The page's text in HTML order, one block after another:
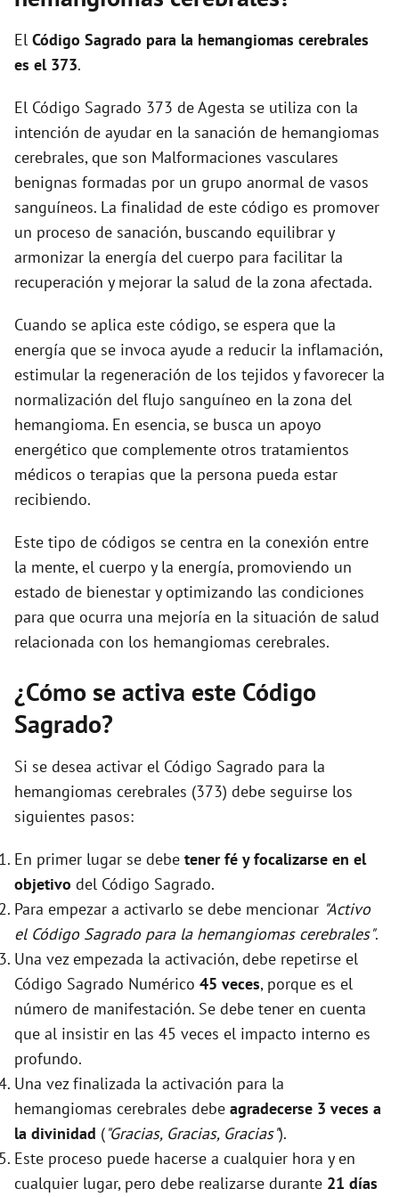
i
e
o
El Código Sagrado para la hemangiomas cerebrales
es el 373.
El Código Sagrado 373 de Agesta se utiliza con la
intención de ayudar en la sanación de hemangiomas
cerebrales, que son Malformaciones vasculares
benignas formadas por un grupo anormal de vasos
sanguíneos. La finalidad de este código es promover
un proceso de sanación, buscando equilibrar y
armonizar la energía del cuerpo para facilitar la
recuperación y mejorar la salud de la zona afectada.
Cuando se aplica este código, se espera que la
energía que se invoca ayude a reducir la inflamación,
estimular la regeneración de los tejidos y favorecer la
normalización del flujo sanguíneo en la zona del
hemangioma. En esencia, se busca un apoyo
energético que complemente otros tratamientos
médicos o terapias que la persona pueda estar
recibiendo.
Este tipo de códigos se centra en la conexión entre
la mente, el cuerpo y la energía, promoviendo un
estado de bienestar y optimizando las condiciones
para que ocurra una mejoría en la situación de salud
relacionada con los hemangiomas cerebrales.
¿Cómo se activa este Código
Sagrado?
Si se desea activar el Código Sagrado para la
hemangiomas cerebrales (373) debe seguirse los
siguientes pasos:
En primer lugar se debe tener fé y focalizarse en el
objetivo del Código Sagrado.
Para empezar a activarlo se debe mencionar "Activo
el Código Sagrado para la hemangiomas cerebrales".
Una vez empezada la activación, debe repetirse el
Código Sagrado Numérico 45 veces, porque es el
número de manifestación. Se debe tener en cuenta
que al insistir en las 45 veces el impacto interno es
profundo.
Una vez finalizada la activación para la
hemangiomas cerebrales debe agradecerse 3 veces a
la divinidad ("Gracias, Gracias, Gracias").
Este proceso puede hacerse a cualquier hora y en
cualquier lugar, pero debe realizarse durante 21 días